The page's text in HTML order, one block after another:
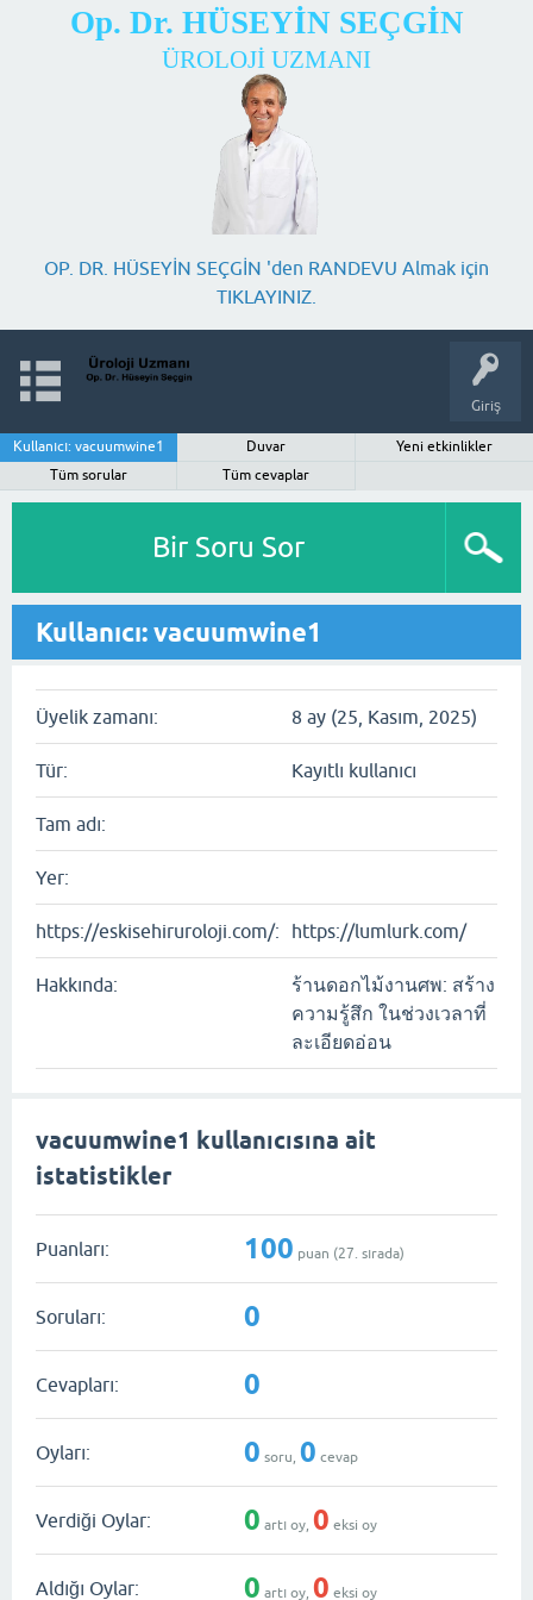
Op. Dr. HÜSEYİN SEÇGİN
ÜROLOJİ UZMANI
OP. DR. HÜSEYİN SEÇGİN 'den RANDEVU Almak için
TIKLAYINIZ.
Giriş
Kullanıcı: vacuumwine1 Duvar
Yeni etkinlikler
Tüm sorular
Tüm cevaplar
Bir Soru Sor
Kullanıcı: vacuumwine1
Üyelik zamanı: 8 ay (25, Kasım, 2025)
Tür: Kayıtlı kullanıcı
Tam adı:
Yer:
https://eskisehiruroloji.com/: https://lumlurk.com/
Hakkında:
ร้านดอกไม้งานศพ: สร้าง
ความรู้สึก ในช่วงเวลาที่
ละเอียดอ่อน
vacuumwine1 kullanıcısına ait
istatistikler
Puanları: 100 puan (27 . sırada)
Soruları: 0
Cevapları: 0
Oyları: 0 soru, 0 cevap
Verdiği Oylar: 0 artı oy, 0 eksi oy
Aldığı Oylar: 0 artı oy, 0 eksi oy